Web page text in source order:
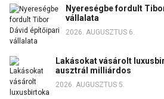
Nyereségbe fordult
vállalata
2026. AUGUSZTUS 6.
Lakásokat vásárolt
ausztrál milliárdos
2026. AUGUSZTUS 5.